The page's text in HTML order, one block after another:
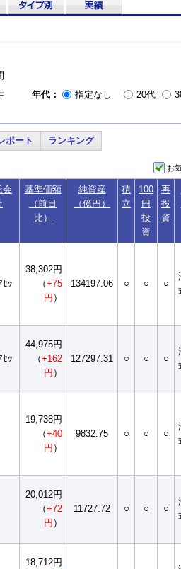
年代： 指定なし 20代
ポート ランキング
お
会
基準価額
（前日
比）
純資産
（億円）
積
立
100
円
投
資
再
投
資
ｾｯ
38,302円
（+75
円 ）
134197.06 ○ ○ ○
ｾｯ
44,975円
（+162
円 ）
127297.31 ○ ○ ○
19,738円
（+40
円 ）
9832.75 ○ ○ ○
20,012円
（+72
円 ）
11727.72 ○ ○ ○
18,712円